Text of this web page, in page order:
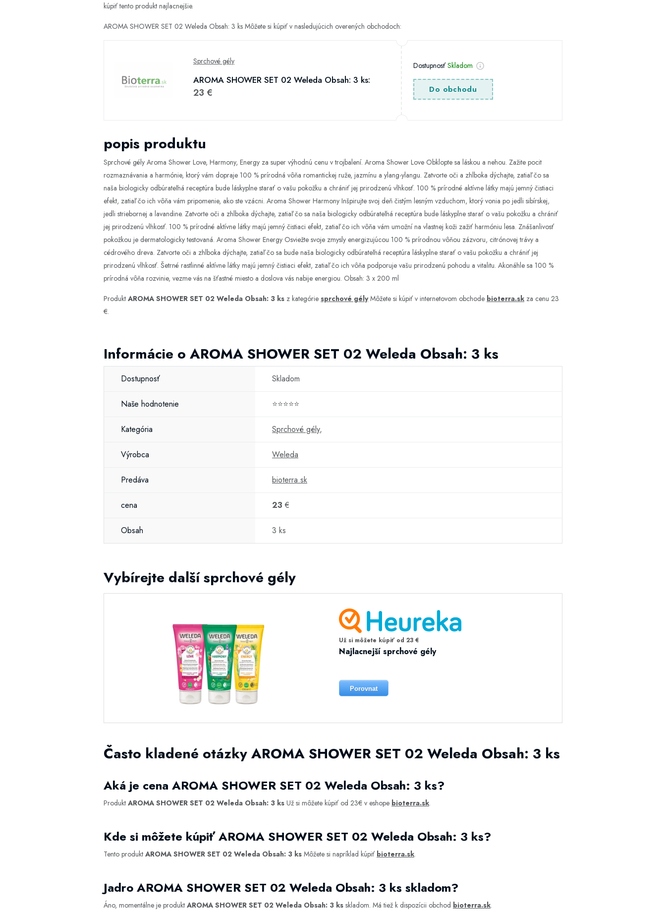
kúpiť tento produkt najlacnejšie.
AROMA SHOWER SET 02 Weleda Obsah: 3 ks Môžete si kúpiť v nasledujúcich overených obchodoch:
Sprchové gély
AROMA SHOWER SET 02 Weleda Obsah: 3 ks:
23 €
DostupnosťSkladom
Do obchodu
popis produktu
Sprchové gély Aroma Shower Love, Harmony, Energy za super výhodnú cenu v trojbalení. Aroma Shower Love Obklopte sa láskou a nehou. Zažite pocit
rozmaznávania a harmónie, ktorý vám dopraje 100 % prírodná vôňa romantickej ruže, jazmínu a ylang-ylangu. Zatvorte oči a zhlboka dýchajte, zatiaľ čo sa
naša biologicky odbúrateľná receptúra bude láskyplne starať o vašu pokožku a chrániť jej prirodzenú vlhkosť. 100 % prírodné aktívne látky majú jemný čistiaci
efekt, zatiaľ čo ich vôňa vám pripomenie, ako ste vzácni. Aroma Shower Harmony Inšpirujte svoj deň čistým lesným vzduchom, ktorý vonia po jedli sibírskej,
jedli striebornej a lavandine. Zatvorte oči a zhlboka dýchajte, zatiaľ čo sa naša biologicky odbúrateľná receptúra bude láskyplne starať o vašu pokožku a chrániť
jej prirodzenú vlhkosť. 100 % prírodné aktívne látky majú jemný čistiaci efekt, zatiaľ čo ich vôňa vám umožní na vlastnej koži zažiť harmóniu lesa. Znášanlivosť
pokožkou je dermatologicky testovaná. Aroma Shower Energy Osviežte svoje zmysly energizujúcou 100 % prírodnou vôňou zázvoru, citrónovej trávy a
cédrového dreva. Zatvorte oči a zhlboka dýchajte, zatiaľ čo sa bude naša biologicky odbúrateľná receptúra láskyplne starať o vašu pokožku a chrániť jej
prirodzenú vlhkosť. Šetrné rastlinné aktívne látky majú jemný čistiaci efekt, zatiaľ čo ich vôňa podporuje vašu prirodzenú pohodu a vitalitu. Akonáhle sa 100 %
prírodná vôňa rozvinie, vezme vás na šťastné miesto a doslova vás nabije energiou. Obsah: 3 x 200 ml
Produkt AROMA SHOWER SET 02 Weleda Obsah: 3 ks z kategórie sprchové gélyMôžete si kúpiť v internetovom obchode bioterra.sk za cenu 23
€.
Informácie o AROMA SHOWER SET 02 Weleda Obsah: 3 ks
Dostupnosť Skladom
Naše hodnotenie ⭐⭐⭐⭐⭐
Kategória Sprchové gély,
Výrobca Weleda
Predáva bioterra.sk
cena 23 €
Obsah 3 ks
Vybírejte další sprchové gély
Už si môžete kúpiť od 23 €
Najlacnejší sprchové gély
Porovnat
Často kladené otázky AROMA SHOWER SET 02 Weleda Obsah: 3 ks
Aká je cena AROMA SHOWER SET 02 Weleda Obsah: 3 ks?
Produkt AROMA SHOWER SET 02 Weleda Obsah: 3 ks Už si môžete kúpiť od 23€ v eshope bioterra.sk.
Kde si môžete kúpiť AROMA SHOWER SET 02 Weleda Obsah: 3 ks?
Tento produkt AROMA SHOWER SET 02 Weleda Obsah: 3 ks Môžete si napríklad kúpiť bioterra.sk.
Jadro AROMA SHOWER SET 02 Weleda Obsah: 3 ks skladom?
Áno, momentálne je produkt AROMA SHOWER SET 02 Weleda Obsah: 3 ks skladom. Má tiež k dispozícii obchod bioterra.sk.